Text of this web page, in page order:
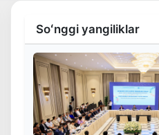
Soʻnggi yangiliklar